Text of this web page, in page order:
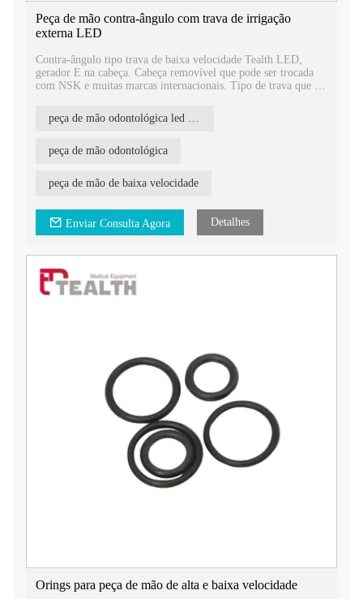
Peça de mão contra-ângulo com trava de irrigação
externa LED
Contra-ângulo tipo trava de baixa velocidade Tealth LED,
gerador E na cabeça. Cabeça removível que pode ser trocada
com NSK e muitas marcas internacionais. Tipo de trava que é
peça de mão odontológica led de baixa velocidade
peça de mão odontológica
peça de mão de baixa velocidade
Enviar Consulta Agora Detalhes
Orings para peça de mão de alta e baixa velocidade